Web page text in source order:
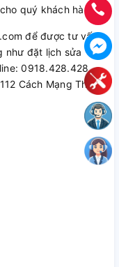
quý khách hàng.
để được tư vấn
như đặt lịch sửa
0918.428.428
Cách Mạng Tháng